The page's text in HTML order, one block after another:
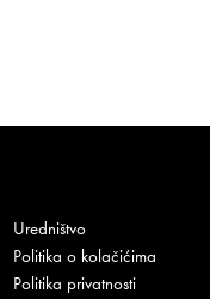
Uredništvo
Politika o kolačićima
Politika privatnosti